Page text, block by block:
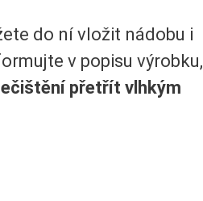
do ní vložit nádobu i
v popisu výrobku,
přetřít vlhkým